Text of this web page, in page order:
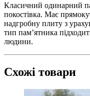
Класичний одинарний
покостівка. Має
надгробну плиту з
тип пам’ятника
людини.
Схожі товари